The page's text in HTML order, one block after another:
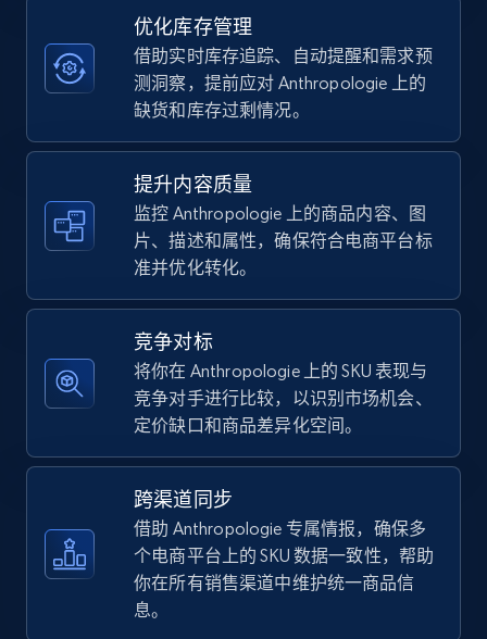
URL, Title, Available, Description, Currency, Initial
price, Final price, Discount percent, and more.
667+
TikTok Shop - Collect TikTok shop products
by keywords search
URL, Title, Available, Description, Currency, Initial
price, Final price, Discount percent, and more.
5.4K+ 667+
TikTok Shop - discover records by shop url
URL, Title, Available, Description, Currency, Initial
price, Final price, Discount percent, and more.
5.4K+ 667+ 立即开始
优化库存管理
借助实时库存追踪、自动提醒和需求预
测洞察，提前应对 Anthropologie 上的
缺货和库存过剩情况。
提升内容质量
监控 Anthropologie 上的商品内容、图
片、描述和属性，确保符合电商平台标
准并优化转化。
竞争对标
将你在 Anthropologie 上的 SKU 表现与
竞争对手进行比较，以识别市场机会、
定价缺口和商品差异化空间。
跨渠道同步
借助 Anthropologie 专属情报，确保多
个电商平台上的 SKU 数据一致性，帮助
你在所有销售渠道中维护统一商品信
息。